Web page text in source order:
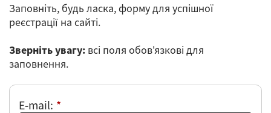
Заповніть, будь ласка, форму для успішної
реєстрації на сайті.
Зверніть увагу: всі поля обов'язкові для
заповнення.
E-mail: